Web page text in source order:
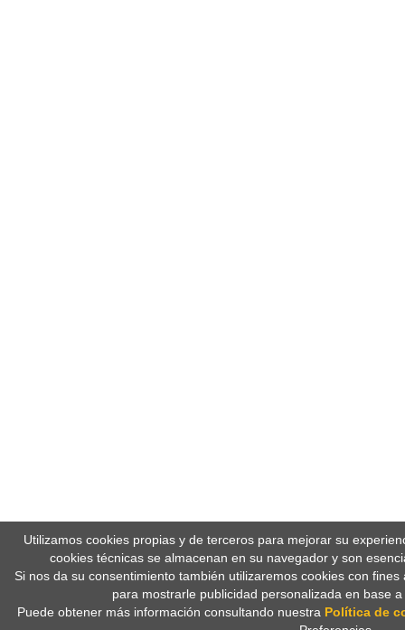
Utilizamos cookies propias y de terceros para mejorar su
cookies técnicas se almacenan en su navegador y son
Si nos da su consentimiento también utilizaremos cookies con
para mostrarle publicidad personalizada en base
Puede obtener más información consultando nuestra Política de